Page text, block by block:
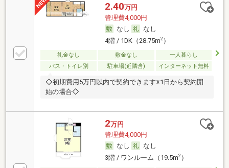
2.40万円
管理費4,000円
なし
なし
4階 / 1DK（28.75m2）
礼金なし 敷金なし
一人暮らし
バス・トイレ別
駐車場(近隣含) インターネット無料
◇初期費用5万円以内で契約できます※1日から契約開
始の場合◇
2万円
管理費4,000円
なし
なし
3階 / ワンルーム（19.5m2）